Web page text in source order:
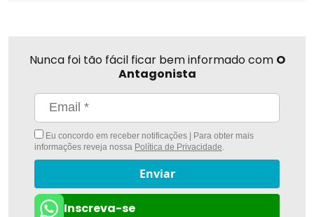
Nunca foi tão fácil ficar bem informado com O
Antagonista
Eu concordo em receber notificações | Para obter mais
informações reveja nossa Política de Privacidade.
Enviar
Inscreva-se